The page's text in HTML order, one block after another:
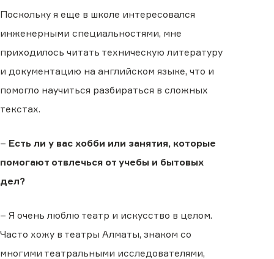
Поскольку я еще в школе интересовался
инженерными специальностями, мне
приходилось читать техническую литературу
и документацию на английском языке, что и
помогло научиться разбираться в сложных
текстах.
– Есть ли у вас хобби или занятия, которые
помогают отвлечься от учебы и бытовых
дел?
– Я очень люблю театр и искусство в целом.
Часто хожу в театры Алматы, знаком со
многими театральными исследователями,